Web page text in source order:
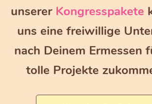
unserer Kongresspakete
uns eine freiwillige
nach Deinem Ermessen
tolle Projekte